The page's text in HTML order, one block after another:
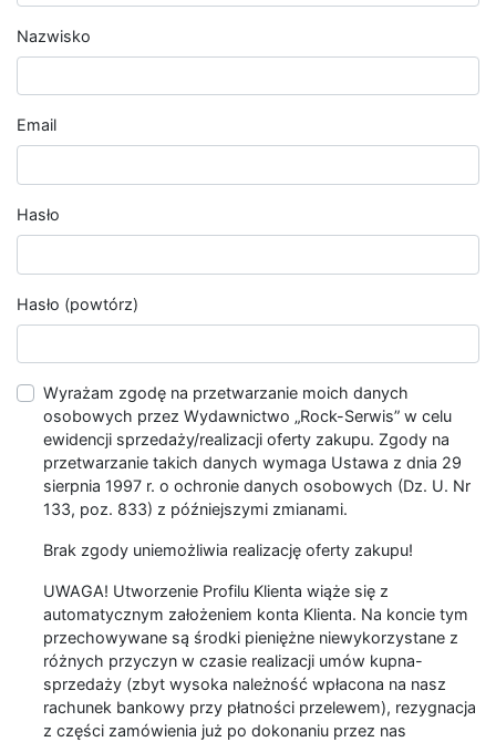
Nazwisko
Email
Hasło
Hasło (powtórz)
Wyrażam zgodę na przetwarzanie moich danych
osobowych przez Wydawnictwo „Rock-Serwis” w celu
ewidencji sprzedaży/realizacji oferty zakupu. Zgody na
przetwarzanie takich danych wymaga Ustawa z dnia 29
sierpnia 1997 r. o ochronie danych osobowych (Dz. U. Nr
133, poz. 833) z późniejszymi zmianami.
Brak zgody uniemożliwia realizację oferty zakupu!
UWAGA! Utworzenie Profilu Klienta wiąże się z
automatycznym założeniem konta Klienta. Na koncie tym
przechowywane są środki pieniężne niewykorzystane z
różnych przyczyn w czasie realizacji umów kupna-
sprzedaży (zbyt wysoka należność wpłacona na nasz
rachunek bankowy przy płatności przelewem), rezygnacja
z części zamówienia już po dokonaniu przez nas